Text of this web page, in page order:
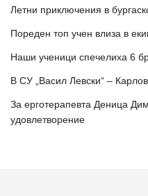
Летни приключения в
Пореден топ учен влиза в
Наши ученици спечелиха 6
В СУ „Васил Левски“ –
За ерготерапевта Деница
удовлетворение